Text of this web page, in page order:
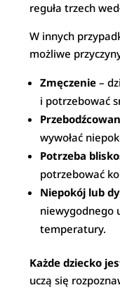
reguła trzech
W innych
możliwe
Zmęczenie –
i potrzebować
wywołać
Potrzeba
potrzebować
Niepokój lub
niewygodnego
temperatury.
Każde dziecko
uczą się